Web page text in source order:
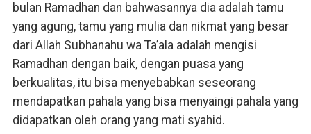
bulan Ramadhan dan bahwasannya dia adalah tamu
yang agung, tamu yang mulia dan nikmat yang besar
dari Allah Subhanahu wa Ta’ala adalah mengisi
Ramadhan dengan baik, dengan puasa yang
berkualitas, itu bisa menyebabkan seseorang
mendapatkan pahala yang bisa menyaingi pahala yang
didapatkan oleh orang yang mati syahid.